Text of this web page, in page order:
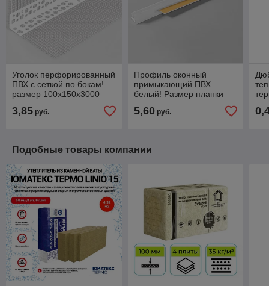
Уголок перфорированный
ПВХ с сеткой по бокам!
размер 100х150х3000
3,85 руб.
Профиль оконный
примыкающий ПВХ
белый! Размер планки
5,60руб.
Подобные товары компании